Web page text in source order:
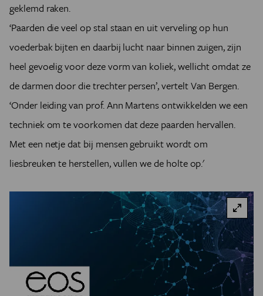
geklemd raken.
‘Paarden die veel op stal staan en uit verveling op hun
voederbak bijten en daarbij lucht naar binnen zuigen, zijn
heel gevoelig voor deze vorm van koliek, wellicht omdat ze
de darmen door die trechter persen’, vertelt Van Bergen.
‘Onder leiding van prof. Ann Martens ontwikkelden we een
techniek om te voorkomen dat deze paarden hervallen.
Met een netje dat bij mensen gebruikt wordt om
liesbreuken te herstellen, vullen we de holte op.'